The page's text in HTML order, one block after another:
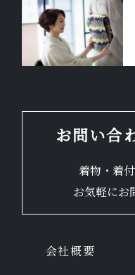
お問い合
着物・着
お気軽にお
会社概要